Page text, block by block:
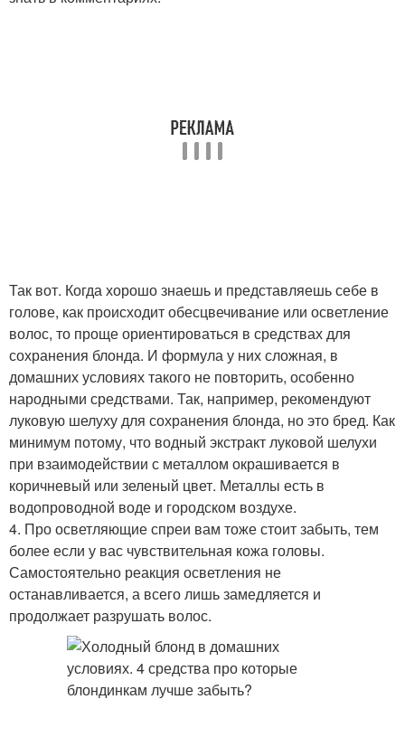
Так вот. Когда хорошо знаешь и представляешь себе в
голове, как происходит обесцвечивание или осветление
волос, то проще ориентироваться в средствах для
сохранения блонда. И формула у них сложная, в
домашних условиях такого не повторить, особенно
народными средствами. Так, например, рекомендуют
луковую шелуху для сохранения блонда, но это бред. Как
минимум потому, что водный экстракт луковой шелухи
при взаимодействии с металлом окрашивается в
коричневый или зеленый цвет. Металлы есть в
водопроводной воде и городском воздухе.
4. Про осветляющие спреи вам тоже стоит забыть, тем
более если у вас чувствительная кожа головы.
Самостоятельно реакция осветления не
останавливается, а всего лишь замедляется и
продолжает разрушать волос.